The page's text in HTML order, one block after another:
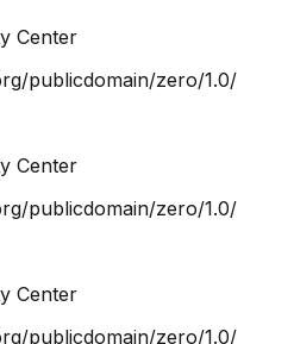
Center
publicdomain/zero/1.0/
Center
publicdomain/zero/1.0/
Center
publicdomain/zero/1.0/